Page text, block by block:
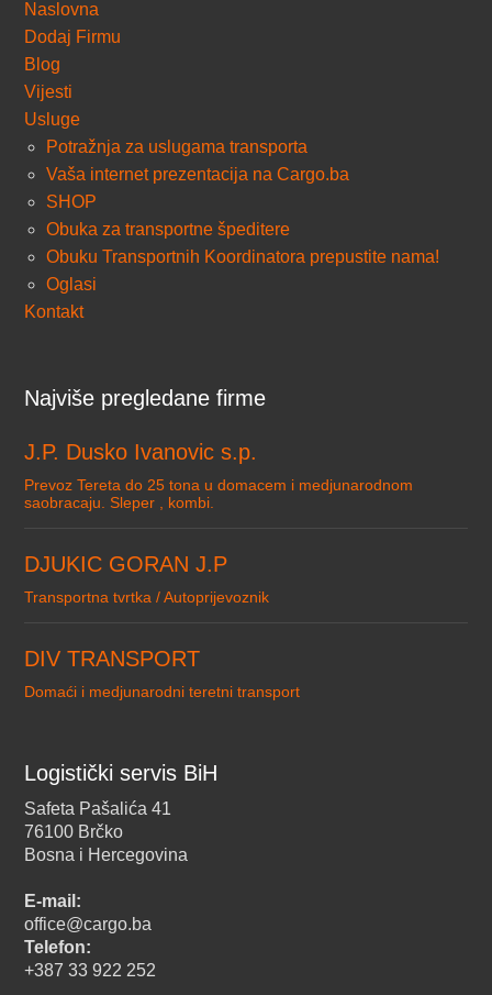
Naslovna
Dodaj Firmu
Blog
Vijesti
Usluge
Potražnja za uslugama transporta
Vaša internet prezentacija na Cargo.ba
SHOP
Obuka za transportne špeditere
Obuku Transportnih Koordinatora prepustite nama!
Oglasi
Kontakt
Najviše pregledane firme
J.P. Dusko Ivanovic s.p.
Prevoz Tereta do 25 tona u domacem i medjunarodnom
saobracaju. Sleper , kombi.
DJUKIC GORAN J.P
Transportna tvrtka / Autoprijevoznik
DIV TRANSPORT
Domaći i medjunarodni teretni transport
Logistički servis BiH
Safeta Pašalića 41
76100 Brčko
Bosna i Hercegovina
E-mail:
office@cargo.ba
Telefon:
+387 33 922 252